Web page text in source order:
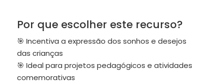
Por que escolher este recurso?
🎯 Incentiva a expressão dos sonhos e desejos
das crianças
🎯 Ideal para projetos pedagógicos e atividades
comemorativas